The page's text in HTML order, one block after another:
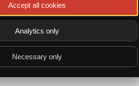
Accept all cookies
Analytics only
Necessary only